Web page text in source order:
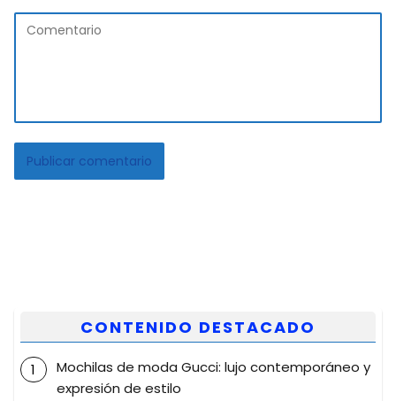
CONTENIDO DESTACADO
Mochilas de moda Gucci: lujo contemporáneo y
expresión de estilo